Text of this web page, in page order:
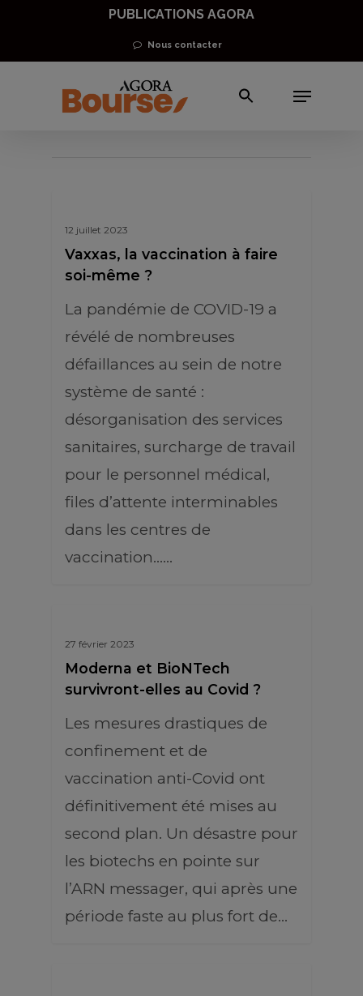
main
PUBLICATIONS AGORA
Nous contacter
Menu
Covid-19
12 juillet 2023
Vaxxas, la vaccination à faire
soi-même ?
La pandémie de COVID-19 a
révélé de nombreuses
défaillances au sein de notre
système de santé :
désorganisation des services
sanitaires, surcharge de travail
pour le personnel médical,
files d’attente interminables
dans les centres de
vaccination...…
27 février 2023
Moderna et BioNTech
survivront-elles au Covid ?
Les mesures drastiques de
confinement et de
vaccination anti-Covid ont
définitivement été mises au
second plan. Un désastre pour
les biotechs en pointe sur
l’ARN messager, qui après une
période faste au plus fort de…